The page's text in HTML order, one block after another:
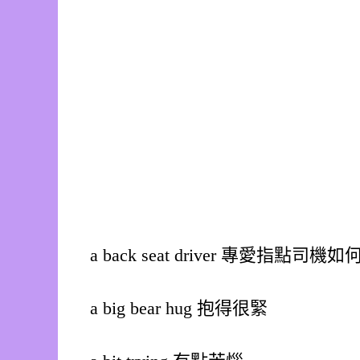
a back seat driver 專愛指點司機如
a big bear hug 抱得很緊